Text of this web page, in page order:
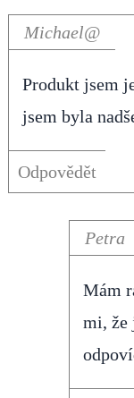
Michael@
Produkt jsem
jsem byla
Odpovědět
Petra
Mám
mi, že